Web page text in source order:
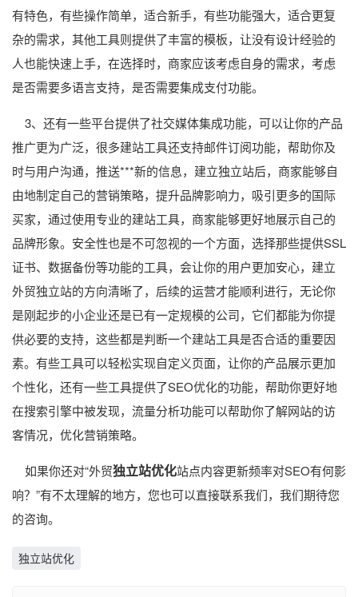
有特色，有些操作简单，适合新手，有些功能强大，适合更复
杂的需求，其他工具则提供了丰富的模板，让没有设计经验的
人也能快速上手，在选择时，商家应该考虑自身的需求，考虑
是否需要多语言支持，是否需要集成支付功能。
3、还有一些平台提供了社交媒体集成功能，可以让你的产品
推广更为广泛，很多建站工具还支持邮件订阅功能，帮助你及
时与用户沟通，推送***新的信息，建立独立站后，商家能够自
由地制定自己的营销策略，提升品牌影响力，吸引更多的国际
买家，通过使用专业的建站工具，商家能够更好地展示自己的
品牌形象。安全性也是不可忽视的一个方面，选择那些提供SSL
证书、数据备份等功能的工具，会让你的用户更加安心，建立
外贸独立站的方向清晰了，后续的运营才能顺利进行，无论你
是刚起步的小企业还是已有一定规模的公司，它们都能为你提
供必要的支持，这些都是判断一个建站工具是否合适的重要因
素。有些工具可以轻松实现自定义页面，让你的产品展示更加
个性化，还有一些工具提供了SEO优化的功能，帮助你更好地
在搜索引擎中被发现，流量分析功能可以帮助你了解网站的访
客情况，优化营销策略。
如果你还对“外贸独立站优化站点内容更新频率对SEO有何影
响？”有不太理解的地方，您也可以直接联系我们，我们期待您
的咨询。
独立站优化